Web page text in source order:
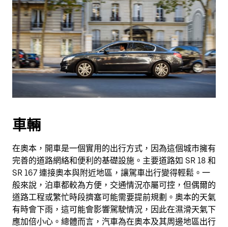
車輛
在奧本，開車是一個實用的出行方式，因為這個城市擁有
完善的道路網絡和便利的基礎設施。主要道路如 SR 18 和
SR 167 連接奧本與附近地區，讓駕車出行變得輕鬆。一
般來說，泊車都較為方便，交通情況亦屬可控，但偶爾的
道路工程或繁忙時段擠塞可能需要提前規劃。奧本的天氣
有時會下雨，這可能會影響駕駛情況，因此在濕滑天氣下
應加倍小心。總體而言，汽車為在奧本及其周邊地區出行